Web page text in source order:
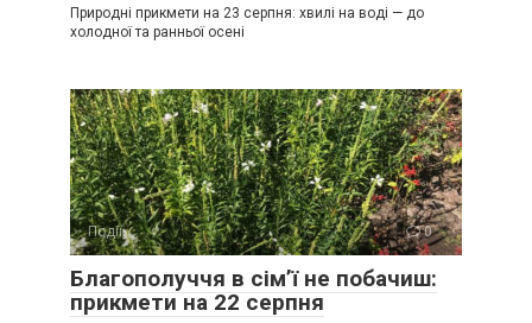
Природні прикмети на 23 серпня: хвилі на воді — до
холодної та ранньої осені
Події 0
Благополуччя в сім’ї не побачиш:
прикмети на 22 серпня